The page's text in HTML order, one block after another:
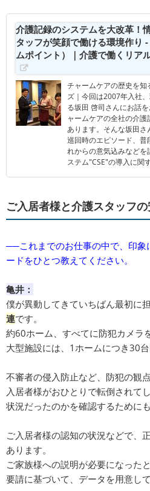
介護記録のシステムを大改革！
タッフが笑顔で働ける環境作り
ムポイント）｜介護で働くリア
チャームケアの歴史を
ズ｜今回は2007年入社
る坂田 啓司さんにお話
ャームケアの全社の介
あります。そんな坂田
巡回時のエピソード、普
れからの意気込みなど
ステム"CSE"の導入に関
ご入居者様と介護スタッフ
──これまでのお仕事の中で、印象
ードをひとつ教えてください。
亀井：
僕が異動してきていちばん最初に担
連です。
約60ホーム、すべてに防犯カメラ
大型施設には、1ホームにつき30台
不審者の侵入防止など、防犯の観
入居者様がおひとりで転倒されて
状況だったのかを確認するためにも
ご入居者様の認知の状況などで、
あります。
ご家族様への説明が必要になった
要請に基づいて、データを用意して